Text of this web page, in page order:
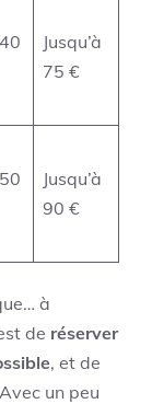
Jusqu’à
75 €
Jusqu’à
90 €
à
de réserver
, et de
un peu